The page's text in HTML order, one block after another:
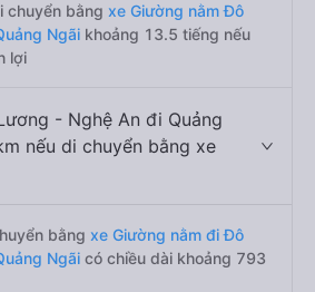
chuyển bằng xe Giường nằm Đô
Ngãi khoảng 13.5 tiếng nếu
lợi
- Nghệ An đi Quảng
nếu di chuyển bằng xe
bằng xe Giường nằm đi Đô
Ngãi có chiều dài khoảng 793